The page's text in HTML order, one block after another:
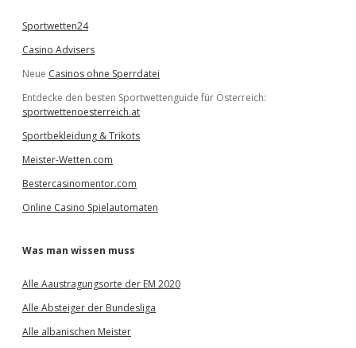
Sportwetten24
Casino Advisers
Neue Casinos ohne Sperrdatei
Entdecke den besten Sportwettenguide für Österreich:
sportwettenoesterreich.at
Sportbekleidung & Trikots
Meister-Wetten.com
Bestercasinomentor.com
Online Casino Spielautomaten
Was man wissen muss
Alle Aaustragungsorte der EM 2020
Alle Absteiger der Bundesliga
Alle albanischen Meister